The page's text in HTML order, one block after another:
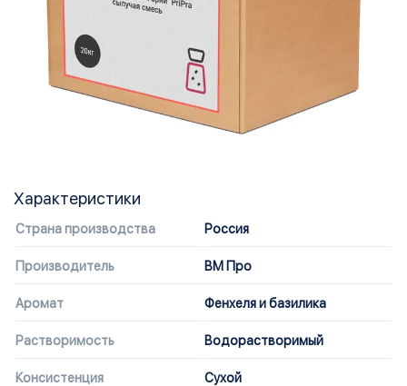
Характеристики
Страна производства Россия
Производитель ВМ Про
Аромат Фенхеля и базилика
Растворимость Водорастворимый
Консистенция Сухой